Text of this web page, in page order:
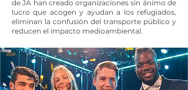
de JA han creado organizaciones sin ánimo de
lucro que acogen y ayudan a los refugiados,
eliminan la confusión del transporte público y
reducen el impacto medioambiental.